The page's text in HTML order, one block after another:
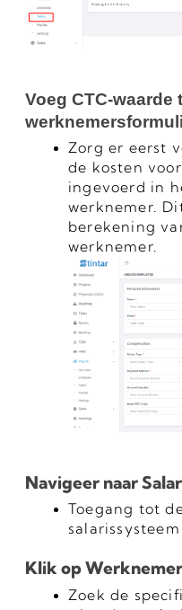
Voeg CTC-waarde
Zorg er eerst
de kosten
ingevoerd in
werknemer.
berekening
werknemer.
Navigeer naar
Toegang tot
Klik op
Zoek de